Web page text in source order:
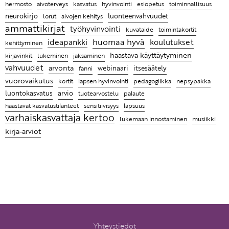
Leikin lomassa on luontevaa harjoitella uusia taitoja
Ratkaisujen muistitaulu
Lasten kanssa jokainen päivä on erilainen ja se
tekeekin työstä mielenkiintoista
Ammattikirjat auttavat ymmärtämään, miksi lapsi
käyttäytyy tietyllä tavalla ja antaa parempia keinoja
kohdata hänet
hermosto aivoterveys kasvatus hyvinvointi esiopetus toiminnallisuus
neurokirjo lorut aivojen kehitys luonteenvahvuudet
ammattikirjat työhyvinvointi kuvataide toimintakortit
kehittyminen ideapankki huomaa hyvä koulutukset
kirjavinkit lukeminen jaksaminen haastava käyttäytyminen
vahvuudet arvonta fanni webinaari itsesäätely
vuorovaikutus kortit lapsen hyvinvointi pedagogiikka nepsypakka
luontokasvatus arvio tuotearvostelu palaute
haastavat kasvatustilanteet sensitiivisyys lapsuus
varhaiskasvattaja kertoo lukemaan innostaminen musiikki
kirja-arviot
Yhteystiedot